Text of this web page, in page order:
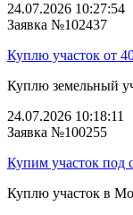
24.07.2026 10:27:54
Заявка №102437
Куплю участок от
Куплю земельный
24.07.2026 10:18:11
Заявка №100255
Купим участок под
Куплю участок в